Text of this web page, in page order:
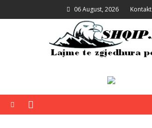
to
06 August, 2026 Kontakt